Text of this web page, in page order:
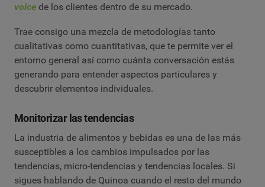
voice de los clientes dentro de su mercado.
Trae consigo una mezcla de metodologías tanto
cualitativas como cuantitativas, que te permite ver el
entorno general así como cuánta conversación estás
generando para entender aspectos particulares y
descubrir elementos individuales.
Monitorizar las tendencias
La industria de alimentos y bebidas es una de las más
susceptibles a los cambios impulsados por las
tendencias, micro-tendencias y tendencias locales. Si
sigues hablando de Quinoa cuando el resto del mundo